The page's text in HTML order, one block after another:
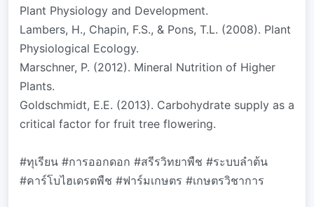
Plant Physiology and Development.
Lambers, H., Chapin, F.S., & Pons, T.L. (2008). Plant
Physiological Ecology.
Marschner, P. (2012). Mineral Nutrition of Higher
Plants.
Goldschmidt, E.E. (2013). Carbohydrate supply as a
critical factor for fruit tree flowering.
#ทุเรียน #การออกดอก #สรีรวิทยาพืช #ระบบลำต้น
#คาร์โบไฮเดรตพืช #ฟาร์มเกษตร #เกษตรวิชาการ